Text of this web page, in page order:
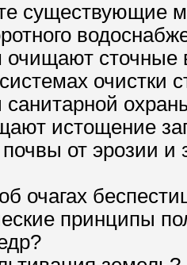
существующие
сточные
очистки
санитарной
истощение
от эрозии и
очагах
принципы